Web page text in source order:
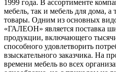
1999 года. В ассортименте
мебель, так и мебель для дома,
товары. Одним из основных
«ГАЛЕОН» является поставка
продукции, включающего
способного удовлетворить
взыскательного заказчика. На
времени мебель во всех